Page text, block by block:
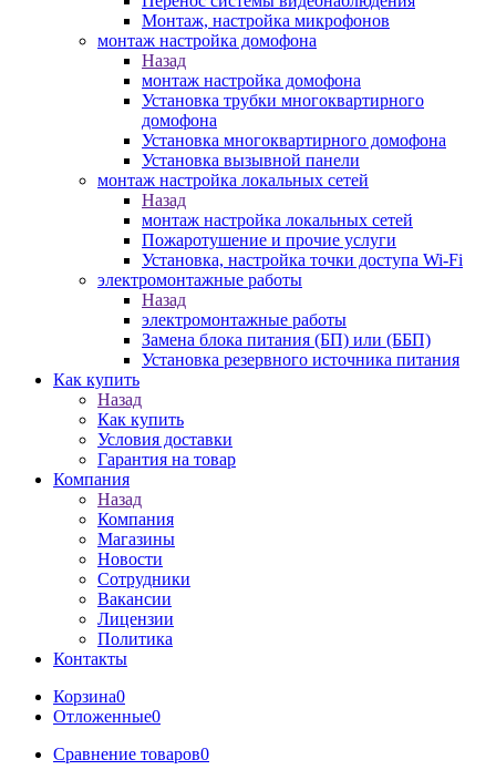
Монтаж, настройка микрофонов
монтаж настройка домофона
Назад
монтаж настройка домофона
Установка трубки многоквартирного
домофона
Установка многоквартирного домофона
Установка вызывной панели
монтаж настройка локальных сетей
Назад
монтаж настройка локальных сетей
Пожаротушение и прочие услуги
Установка, настройка точки доступа Wi-Fi
электромонтажные работы
Назад
электромонтажные работы
Замена блока питания (БП) или (ББП)
Установка резервного источника питания
Как купить
Назад
Как купить
Условия доставки
Гарантия на товар
Компания
Назад
Компания
Магазины
Новости
Сотрудники
Вакансии
Лицензии
Политика
Контакты
Корзина0
Отложенные0
Сравнение товаров0